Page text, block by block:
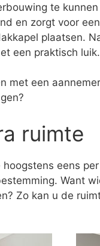
te
en zorgt voor
plaatsen.
een praktisch luik.
een
ruimte
eens
Want
Zo kan u de